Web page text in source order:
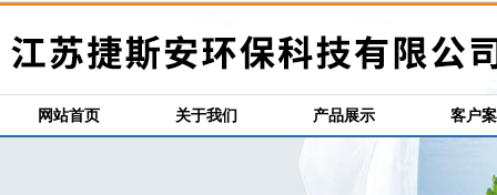
网站首页 关于我们 产品展示 客户